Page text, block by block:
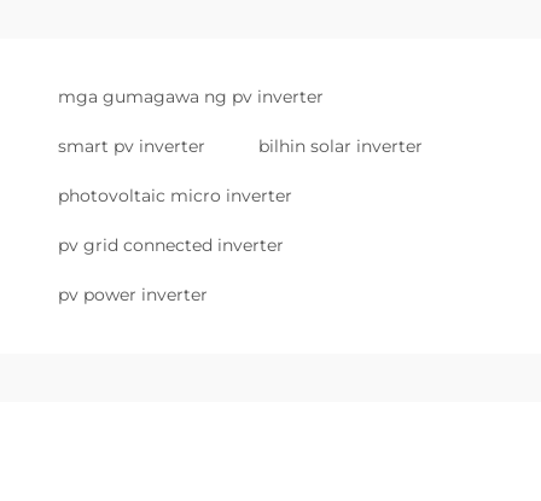
mga gumagawa ng pv inverter
smart pv inverter bilhin solar inverter
photovoltaic micro inverter
pv grid connected inverter
pv power inverter